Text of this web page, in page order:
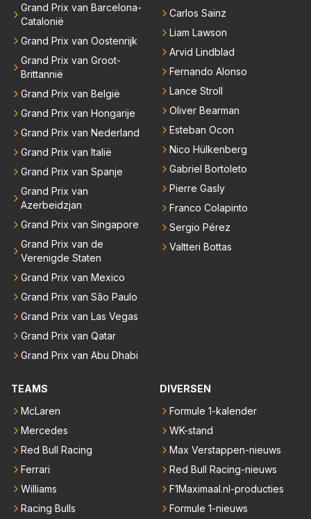
Grand Prix van Barcelona-
Catalonië
Grand Prix van Oostenrijk
Grand Prix van Groot-
Brittannië
Grand Prix van België
Grand Prix van Hongarije
Grand Prix van Nederland
Grand Prix van Italië
Grand Prix van Spanje
Grand Prix van
Azerbeidzjan
Grand Prix van Singapore
Grand Prix van de
Verenigde Staten
Grand Prix van Mexico
Grand Prix van São Paulo
Grand Prix van Las Vegas
Grand Prix van Qatar
Grand Prix van Abu Dhabi
Carlos Sainz
Liam Lawson
Arvid Lindblad
Fernando Alonso
Lance Stroll
Oliver Bearman
Esteban Ocon
Nico Hülkenberg
Gabriel Bortoleto
Pierre Gasly
Franco Colapinto
Sergio Pérez
Valtteri Bottas
TEAMS
McLaren
Mercedes
Red Bull Racing
Ferrari
Williams
Racing Bulls
DIVERSEN
Formule 1-kalender
WK-stand
Max Verstappen-nieuws
Red Bull Racing-nieuws
F1Maximaal.nl-producties
Formule 1-nieuws